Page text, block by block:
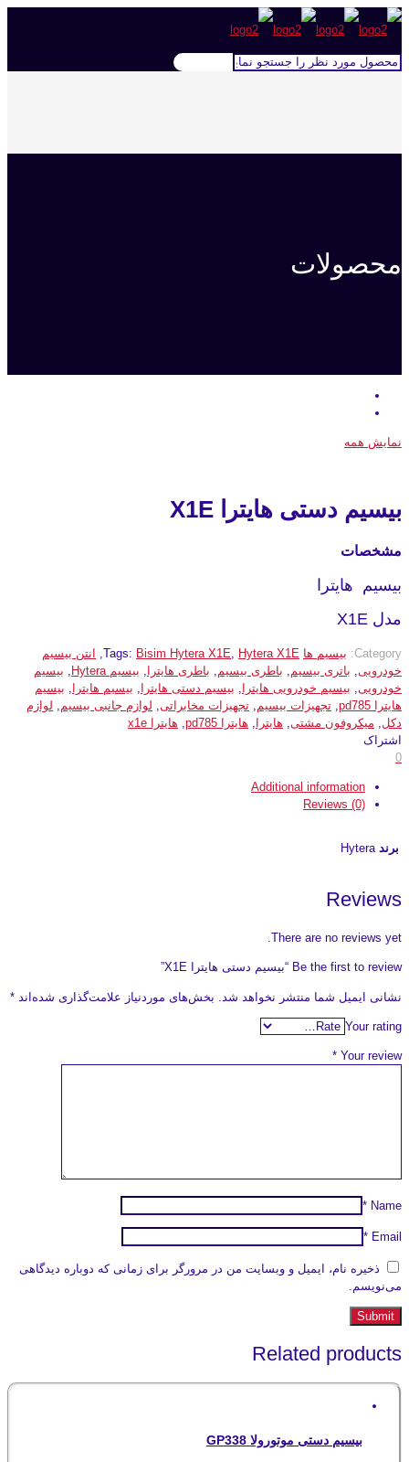
محصولات
نمایش همه
بیسیم دستی هایترا X1E
مشخصات
بیسیم هایترا
مدل X1E
Category: بیسیم ها Tags: Bisim Hytera X1E, Hytera X1E
,
انتن بیسیم
خودرویی, باتری بیسیم, باطری بیسیم, باطری هایترا , بیسیم Hytera , بیسیم
خودرویی, بیسیم خودرویی هایترا , بیسیم دستی هایترا , بیسیم هایترا , بیسیم
هایترا pd785
, تجهیزات بیسیم, تجهیزات مخابراتی, لوازم جانبی بیسیم, لوازم
دکل, میکروفون مشتی, هایترا , هایترا pd785 , هایترا x1e
اشتراک
0
Additional information
Reviews (0)
برند Hytera
Reviews
There are no reviews yet.
Be the first to review “بیسیم دستی هایترا X1E”
نشانی ایمیل شما منتشر نخواهد شد. بخش‌های موردنیاز علامت‌گذاری شده‌اند *
Your rating
Your review
*
Name
*
Email
*
ذخیره نام، ایمیل و وبسایت من در مرورگر برای زمانی که دوباره دیدگاهی
می‌نویسم.
Related products
بیسیم دستی موتورولا GP338